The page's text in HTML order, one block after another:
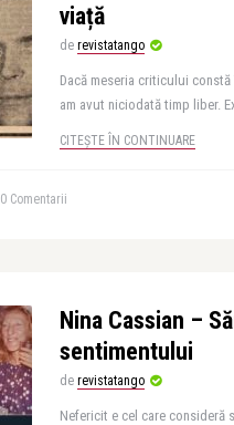
viață
de revistatango
Dacă meseria criticului
am avut niciodată timp liber.
CITEȘTE ÎN CONTINUARE
0 Comentarii
Nina Cassian –
sentimentului
de revistatango
Nefericit e cel care consideră